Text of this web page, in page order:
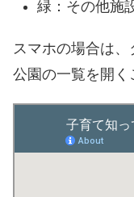
緑：その他施
スマホの場合は、
公園の一覧を開く